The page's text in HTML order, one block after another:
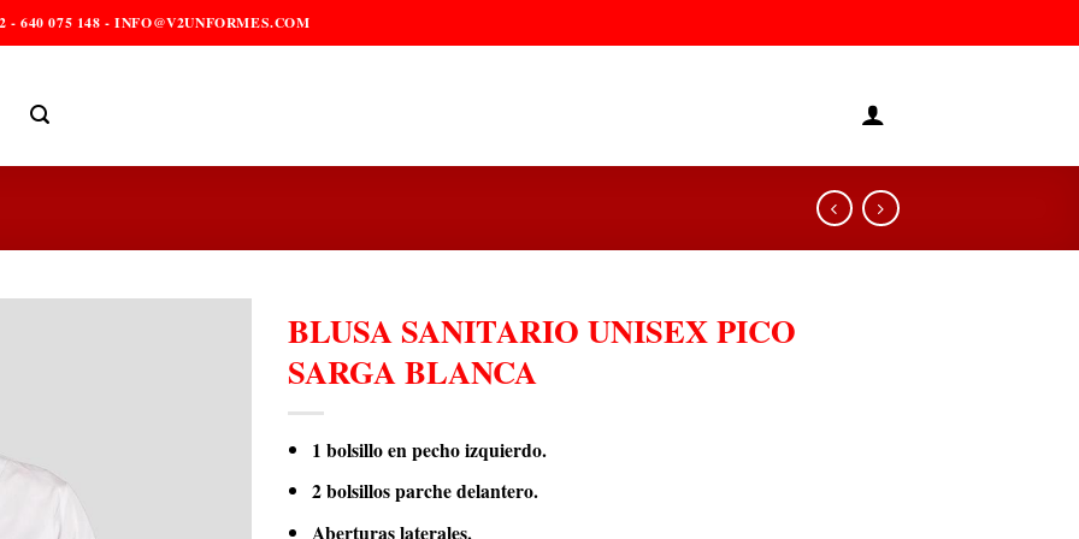
640 075 148 - INFO@V2UNFORMES.COM
BLUSA SANITARIO UNISEX PICO
SARGA BLANCA
1 bolsillo en pecho izquierdo.
2 bolsillos parche delantero.
Aberturas laterales.